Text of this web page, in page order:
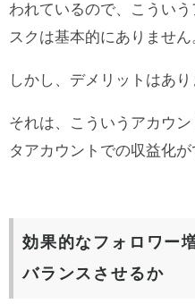
われているので、こうい
スクは基本的にありません
しかし、デメリットはあり
それは、こういうアカウ
タアカウントでの収益化が
効果的なフォロワー
バランスさせるか